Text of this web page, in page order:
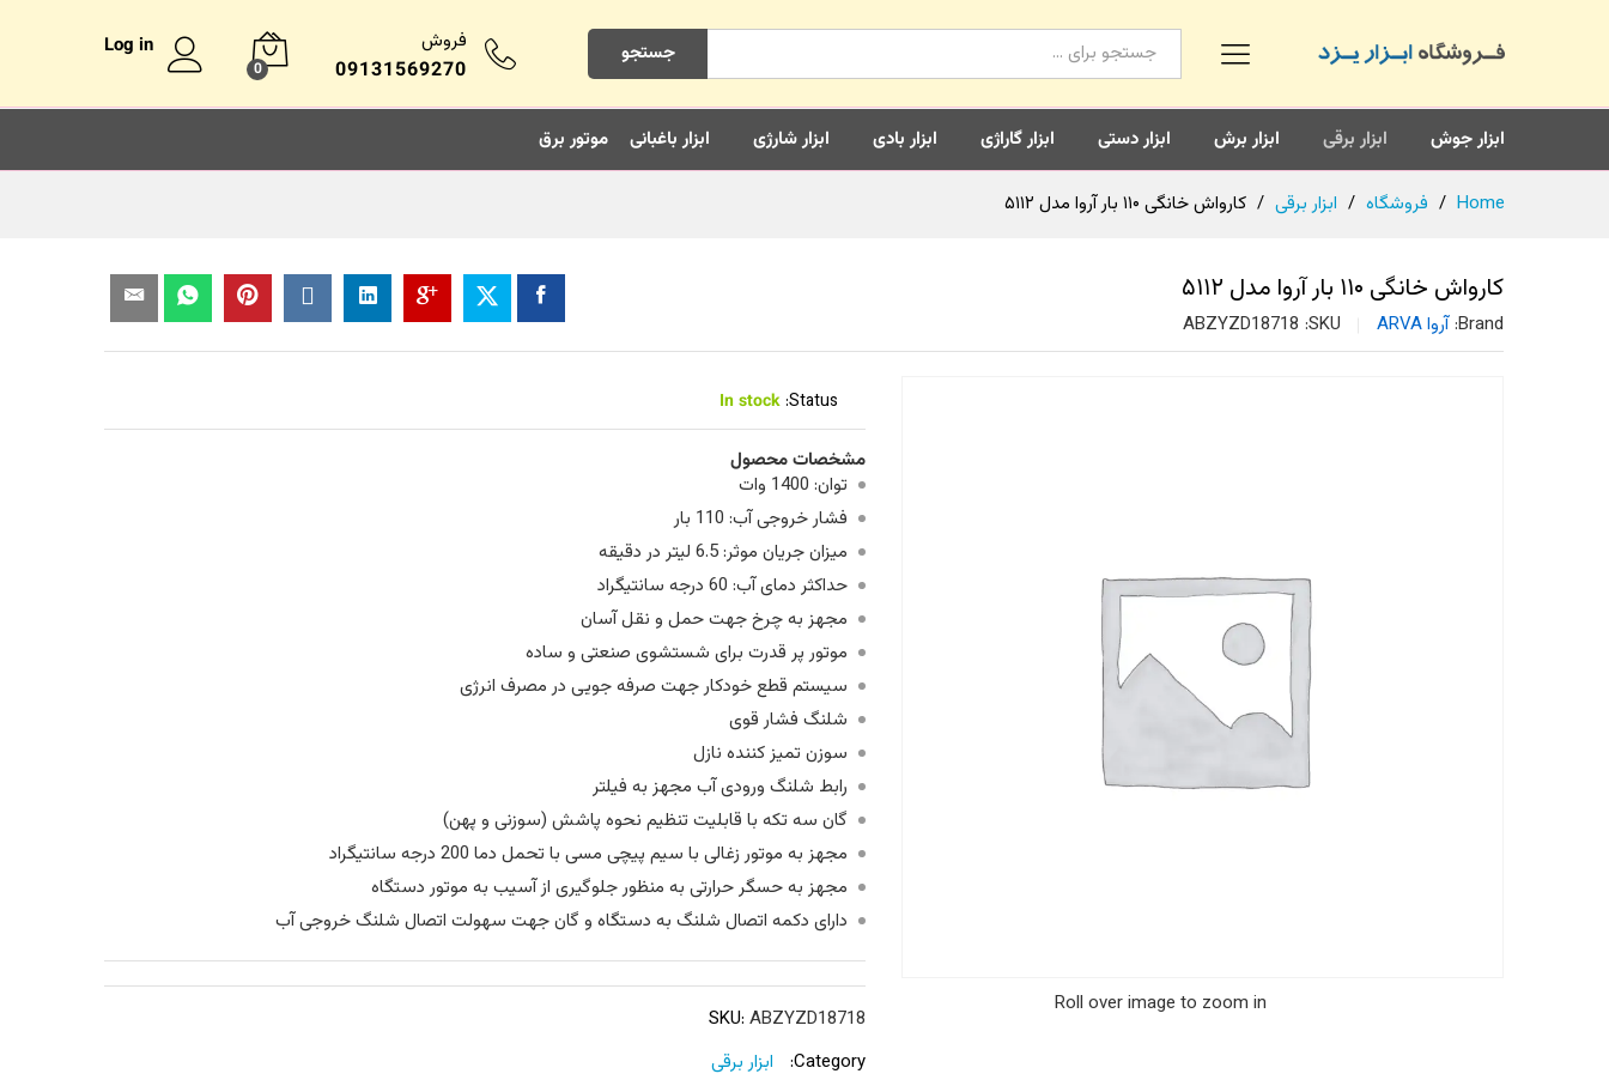
همه محصولات جستجو فروش
09131569270
0
Log in
ابزار جوش ابزار برقی ابزار برش ابزار دستی ابزار گاراژی ابزار بادی ابزار شارژی ابزار باغبانی موتور برق
Home
/ فروشگاه / ابزار برقی / کارواش خانگی ۱۱۰ بار آروا مدل ۵۱۱۲
کارواش خانگی ۱۱۰ بار آروا مدل ۵۱۱۲
Brand: آروا ARVA SKU:
ABZYZD18718
Roll over image to zoom in
Status:
In stock
مشخصات محصول
توان: 1400 وات
فشار خروجی آب: 110 بار
میزان جریان موثر: 6.5 لیتر در دقیقه
حداکثر دمای آب: 60 درجه سانتیگراد
مجهز به چرخ جهت حمل و نقل آسان
موتور پر قدرت برای شستشوی صنعتی و ساده
سیستم قطع خودکار جهت صرفه جویی در مصرف انرژی
شلنگ فشار قوی
سوزن تمیز کننده نازل
رابط شلنگ ورودی آب مجهز به فیلتر
گان سه تکه با قابلیت تنظیم نحوه پاشش (سوزنی و پهن)
مجهز به موتور زغالی با سیم پیچی مسی با تحمل دما 200 درجه سانتیگراد
مجهز به حسگر حرارتی به منظور جلوگیری از آسیب به موتور دستگاه
دارای دکمه اتصال شلنگ به دستگاه و گان جهت سهولت اتصال شلنگ خروجی آب
SKU:ABZYZD18718
Category:
ابزار برقی